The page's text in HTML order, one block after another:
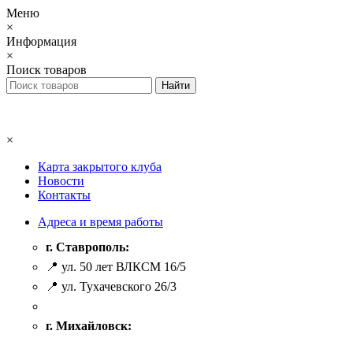
Меню
×
Информация
×
Поиск товаров
×
Карта закрытого клуба
Новости
Контакты
Адреса и время работы
г. Ставрополь:
📍 ул. 50 лет ВЛКСМ 16/5
📍 ул. Тухачевского 26/3
г. Михайловск: